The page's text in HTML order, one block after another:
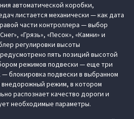
автоматической коробки,
листается механически — как дата
части контроллера — выбор
«Грязь», «Песок», «Камни» и
регулировки высоты
пять позиций высотой
режимов подвески — еще три
— блокировка подвески в выбранном
режим, в котором
распознает качество дороги и
необходимые параметры.